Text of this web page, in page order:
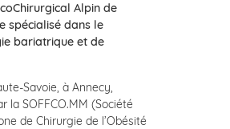
Alpin de
spécialisé dans le
bariatrique et de
Savoie, à Annecy,
la SOFFCO.MM (Société
de Chirurgie de l’Obésité